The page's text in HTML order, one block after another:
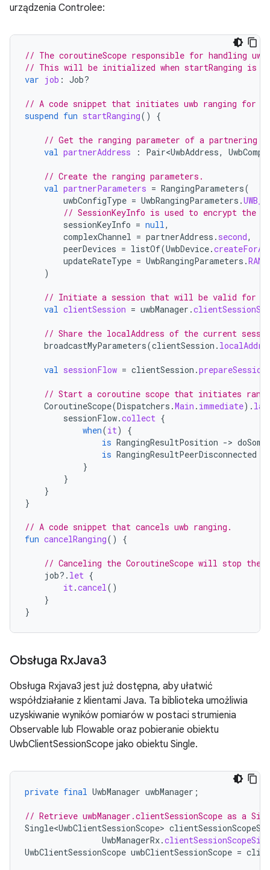
urządzenia Controlee:
// The coroutineScope responsible for handling
// This will be initialized when startRanging is
var job : Job?
// A code snippet that initiates uwb ranging for a
suspend fun startRanging() {
// Get the ranging parameter of a partnering
val partnerAddress : Pair<UwbAddress,
// Create the ranging parameters.
val partnerParameters = RangingParameters(
uwbConfigType = UwbRangingParameters .
// SessionKeyInfo is used to encrypt the
sessionKeyInfo = null,
complexChannel = partnerAddress . second,
peerDevices = listOf(UwbDevice.
updateRateType = UwbRangingParameters .
)
// Initiate a session that will be valid for a
val clientSession = uwbManager .
// Share the localAddress of the current
broadcastMyParameters(clientSession .
val sessionFlow = clientSession .prepareSession
// Start a coroutine scope that initiates
CoroutineScope(Dispatchers .Main . immediate).
sessionFlow.collect {
when(it)
{
is RangingResultPosition ->
is RangingResultPeerDisconnected
}
}
}
}
// A code snippet that cancels uwb ranging.
fun cancelRanging() {
// Canceling the CoroutineScope will stop the
job?. let {
it.cancel()
}
}
Obsługa RxJava3
Obsługa Rxjava3 jest już dostępna, aby ułatwić
współdziałanie z klientami Java. Ta biblioteka umożliwia
uzyskiwanie wyników pomiarów w postaci strumienia
Observable lub Flowable oraz pobieranie obiektu
UwbClientSessionScope jako obiektu Single.
private final UwbManager uwbManager ;
// Retrieve uwbManager.clientSessionScope as a
Single<UwbClientSessionScope>
UwbManagerRx.
UwbClientSessionScope uwbClientSessionScope =